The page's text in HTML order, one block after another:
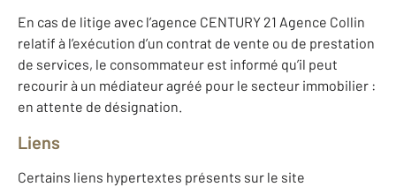
En cas de litige avec l’agence CENTURY 21 Agence Collin
relatif à l’exécution d’un contrat de vente ou de prestation
de services, le consommateur est informé qu’il peut
recourir à un médiateur agréé pour le secteur immobilier :
en attente de désignation.
Liens
Certains liens hypertextes présents sur le site